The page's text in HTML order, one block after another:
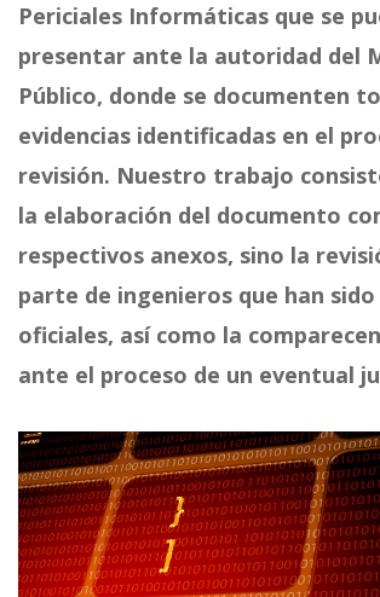
Periciales Informáticas que se
presentar ante la autoridad del
Público, donde se documenten
evidencias identificadas en el
revisión. Nuestro trabajo
la elaboración del documento
respectivos anexos, sino la
parte de ingenieros que han
oficiales, así como la
ante el proceso de un eventual